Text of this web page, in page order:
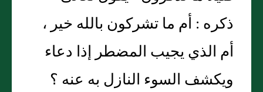
ذكره : أم ما تشركون بالله خير ،
أم الذي يجيب المضطر إذا دعاء
ويكشف السوء النازل به عنه ؟